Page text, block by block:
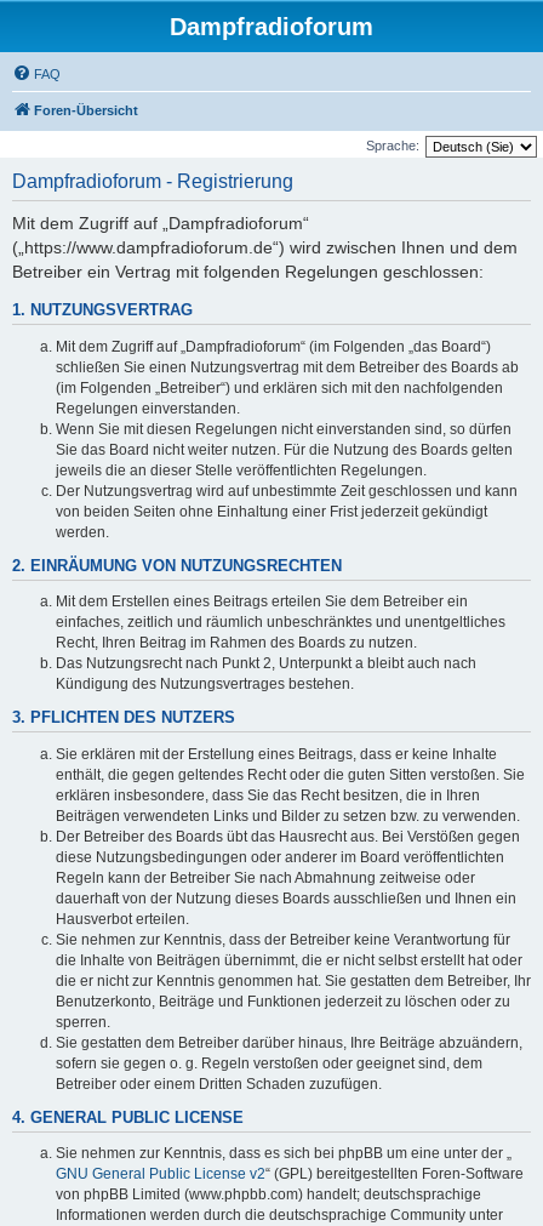
Dampfradioforum
FAQ
Foren-Übersicht
Sprache:
Dampfradioforum - Registrierung
Mit dem Zugriff auf „Dampfradioforum“
(„https://www.dampfradioforum.de“) wird zwischen Ihnen und dem
Betreiber ein Vertrag mit folgenden Regelungen geschlossen:
1. NUTZUNGSVERTRAG
Mit dem Zugriff auf „Dampfradioforum“ (im Folgenden „das Board“)
schließen Sie einen Nutzungsvertrag mit dem Betreiber des Boards ab
(im Folgenden „Betreiber“) und erklären sich mit den nachfolgenden
Regelungen einverstanden.
Wenn Sie mit diesen Regelungen nicht einverstanden sind, so dürfen
Sie das Board nicht weiter nutzen. Für die Nutzung des Boards gelten
jeweils die an dieser Stelle veröffentlichten Regelungen.
Der Nutzungsvertrag wird auf unbestimmte Zeit geschlossen und kann
von beiden Seiten ohne Einhaltung einer Frist jederzeit gekündigt
werden.
2. EINRÄUMUNG VON NUTZUNGSRECHTEN
Mit dem Erstellen eines Beitrags erteilen Sie dem Betreiber ein
einfaches, zeitlich und räumlich unbeschränktes und unentgeltliches
Recht, Ihren Beitrag im Rahmen des Boards zu nutzen.
Das Nutzungsrecht nach Punkt 2, Unterpunkt a bleibt auch nach
Kündigung des Nutzungsvertrages bestehen.
3. PFLICHTEN DES NUTZERS
Sie erklären mit der Erstellung eines Beitrags, dass er keine Inhalte
enthält, die gegen geltendes Recht oder die guten Sitten verstoßen. Sie
erklären insbesondere, dass Sie das Recht besitzen, die in Ihren
Beiträgen verwendeten Links und Bilder zu setzen bzw. zu verwenden.
Der Betreiber des Boards übt das Hausrecht aus. Bei Verstößen gegen
diese Nutzungsbedingungen oder anderer im Board veröffentlichten
Regeln kann der Betreiber Sie nach Abmahnung zeitweise oder
dauerhaft von der Nutzung dieses Boards ausschließen und Ihnen ein
Hausverbot erteilen.
Sie nehmen zur Kenntnis, dass der Betreiber keine Verantwortung für
die Inhalte von Beiträgen übernimmt, die er nicht selbst erstellt hat oder
die er nicht zur Kenntnis genommen hat. Sie gestatten dem Betreiber, Ihr
Benutzerkonto, Beiträge und Funktionen jederzeit zu löschen oder zu
sperren.
Sie gestatten dem Betreiber darüber hinaus, Ihre Beiträge abzuändern,
sofern sie gegen o. g. Regeln verstoßen oder geeignet sind, dem
Betreiber oder einem Dritten Schaden zuzufügen.
4. GENERAL PUBLIC LICENSE
Sie nehmen zur Kenntnis, dass es sich bei phpBB um eine unter der „
GNU General Public License v2“ (GPL) bereitgestellten Foren-Software
von phpBB Limited (www.phpbb.com) handelt; deutschsprachige
Informationen werden durch die deutschsprachige Community unter